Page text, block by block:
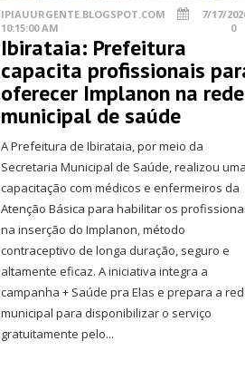
IPIAUURGENTE.BLOGSPOT.COM
7/17/
10:15:00 AM
0
Ibirataia: Prefeitura
capacita profissionais
oferecer Implanon na rede
municipal de saúde
A Prefeitura de Ibirataia, por meio da
Secretaria Municipal de Saúde, realizou
capacitação com médicos e enfermeiros da
Atenção Básica para habilitar os
na inserção do Implanon, método
contraceptivo de longa duração, seguro e
altamente eficaz. A iniciativa integra a
campanha + Saúde pra Elas e prepara a
municipal para disponibilizar o serviço
gratuitamente pelo...